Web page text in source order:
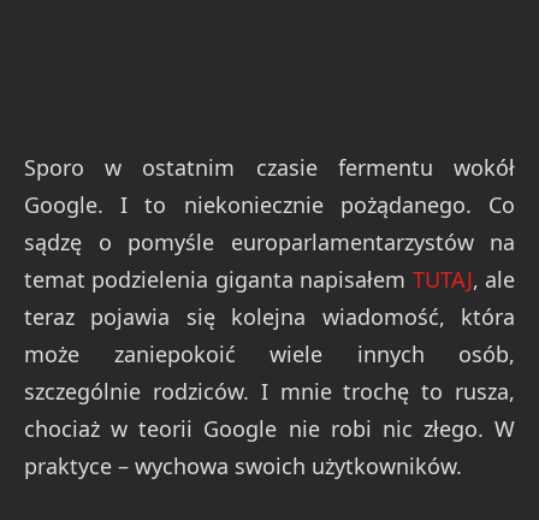
Sporo w ostatnim czasie fermentu wokół
Google. I to niekoniecznie pożądanego. Co
sądzę o pomyśle europarlamentarzystów na
temat podzielenia giganta napisałem TUTAJ, ale
teraz pojawia się kolejna wiadomość, która
może zaniepokoić wiele innych osób,
szczególnie rodziców. I mnie trochę to rusza,
chociaż w teorii Google nie robi nic złego. W
praktyce – wychowa swoich użytkowników.